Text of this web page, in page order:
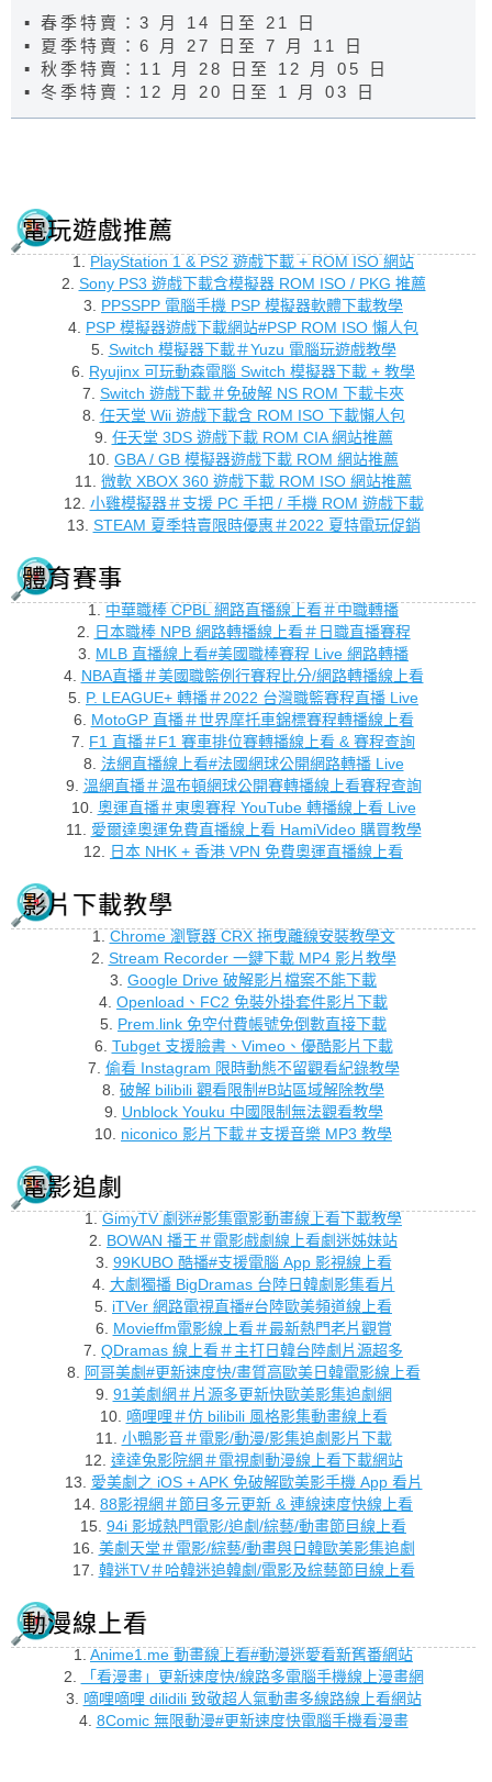
▪︎ 春季特賣：3 月 14 日至 21 日
▪︎ 夏季特賣：6 月 27 日至 7 月 11 日
▪︎ 秋季特賣：11 月 28 日至 12 月 05 日
▪︎ 冬季特賣：12 月 20 日至 1 月 03 日
電玩遊戲推薦
1. PlayStation 1 & PS2 遊戲下載 + ROM ISO 網站
2. Sony PS3 遊戲下載含模擬器 ROM ISO / PKG 推薦
3. PPSSPP 電腦手機 PSP 模擬器軟體下載教學
4. PSP 模擬器遊戲下載網站#PSP ROM ISO 懶人包
5. Switch 模擬器下載＃Yuzu 電腦玩遊戲教學
6. Ryujinx 可玩動森電腦 Switch 模擬器下載 + 教學
7. Switch 遊戲下載＃免破解 NS ROM 下載卡夾
8. 任天堂 Wii 遊戲下載含 ROM ISO 下載懶人包
9. 任天堂 3DS 遊戲下載 ROM CIA 網站推薦
10. GBA / GB 模擬器遊戲下載 ROM 網站推薦
11. 微軟 XBOX 360 遊戲下載 ROM ISO 網站推薦
12. 小雞模擬器＃支援 PC 手把 / 手機 ROM 遊戲下載
13. STEAM 夏季特賣限時優惠＃2022 夏特電玩促銷
體育賽事
1. 中華職棒 CPBL 網路直播線上看＃中職轉播
2. 日本職棒 NPB 網路轉播線上看＃日職直播賽程
3. MLB 直播線上看#美國職棒賽程 Live 網路轉播
4. NBA直播＃美國職籃例行賽程比分/網路轉播線上看
5. P. LEAGUE+ 轉播＃2022 台灣職籃賽程直播 Live
6. MotoGP 直播＃世界摩托車錦標賽程轉播線上看
7. F1 直播＃F1 賽車排位賽轉播線上看 & 賽程查詢
8. 法網直播線上看#法國網球公開網路轉播 Live
9. 溫網直播＃溫布頓網球公開賽轉播線上看賽程查詢
10. 奧運直播＃東奧賽程 YouTube 轉播線上看 Live
11. 愛爾達奧運免費直播線上看 HamiVideo 購買教學
12. 日本 NHK + 香港 VPN 免費奧運直播線上看
影片下載教學
1. Chrome 瀏覽器 CRX 拖曳離線安裝教學文
2. Stream Recorder 一鍵下載 MP4 影片教學
3. Google Drive 破解影片檔案不能下載
4. Openload、FC2 免裝外掛套件影片下載
5. Prem.link 免空付費帳號免倒數直接下載
6. Tubget 支援臉書、Vimeo、優酷影片下載
7. 偷看 Instagram 限時動態不留觀看紀錄教學
8. 破解 bilibili 觀看限制#B站區域解除教學
9. Unblock Youku 中國限制無法觀看教學
10. niconico 影片下載＃支援音樂 MP3 教學
電影追劇
1. GimyTV 劇迷#影集電影動畫線上看下載教學
2. BOWAN 播王＃電影戲劇線上看劇迷姊妹站
3. 99KUBO 酷播#支援電腦 App 影視線上看
4. 大劇獨播 BigDramas 台陸日韓劇影集看片
5. iTVer 網路電視直播#台陸歐美頻道線上看
6. Movieffm電影線上看＃最新熱門老片觀賞
7. QDramas 線上看＃主打日韓台陸劇片源超多
8. 阿哥美劇#更新速度快/畫質高歐美日韓電影線上看
9. 91美劇網＃片源多更新快歐美影集追劇網
10. 嘀哩哩＃仿 bilibili 風格影集動畫線上看
11. 小鴨影音＃電影/動漫/影集追劇影片下載
12. 達達兔影院網＃電視劇動漫線上看下載網站
13. 愛美劇之 iOS + APK 免破解歐美影手機 App 看片
14. 88影視網＃節目多元更新 & 連線速度快線上看
15. 94i 影城熱門電影/追劇/綜藝/動畫節目線上看
16. 美劇天堂＃電影/綜藝/動畫與日韓歐美影集追劇
17. 韓迷TV＃哈韓迷追韓劇/電影及綜藝節目線上看
動漫線上看
1. Anime1.me 動畫線上看#動漫迷愛看新舊番網站
2.
「看漫畫」更新速度快/線路多電腦手機線上漫畫網
3. 嘀哩嘀哩 dilidili 致敬超人氣動畫多線路線上看網站
4. 8Comic 無限動漫#更新速度快電腦手機看漫畫